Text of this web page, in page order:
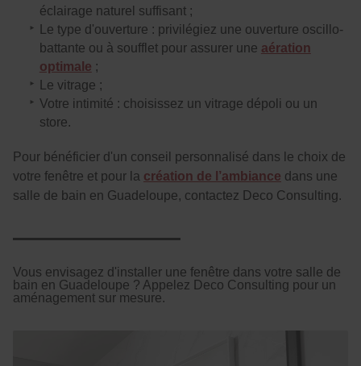
éclairage naturel suffisant ;
Le type d'ouverture : privilégiez une ouverture oscillo-
battante ou à soufflet pour assurer une aération
optimale ;
Le vitrage ;
Votre intimité : choisissez un vitrage dépoli ou un
store.
Pour bénéficier d'un conseil personnalisé dans le choix de
votre fenêtre et pour la création de l’ambiance dans une
salle de bain en Guadeloupe, contactez Deco Consulting.
Vous envisagez d'installer une fenêtre dans votre salle de
bain en Guadeloupe ? Appelez Deco Consulting pour un
aménagement sur mesure.